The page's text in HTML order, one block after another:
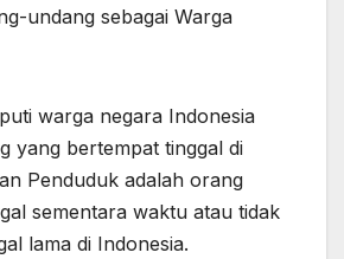
undang sebagai Warga
warga negara Indonesia
yang bertempat tinggal di
Penduduk adalah orang
sementara waktu atau tidak
lama di Indonesia.